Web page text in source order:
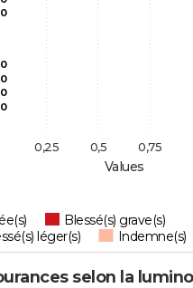
Values
0
0
0
0
0
Blessé(s) grave(s)
léger(s)
Indemne(s)
0,25 0,5 0,75
selon la